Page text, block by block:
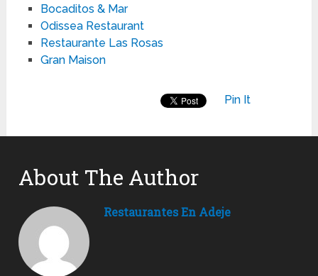
Bocaditos & Mar
Odissea Restaurant
Restaurante Las Rosas
Gran Maison
Pin It
About The Author
Restaurantes En Adeje